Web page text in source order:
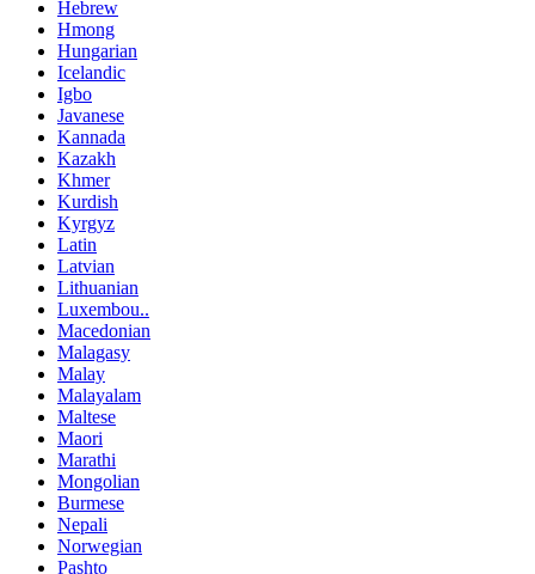
Hebrew
Hmong
Hungarian
Icelandic
Igbo
Javanese
Kannada
Kazakh
Khmer
Kurdish
Kyrgyz
Latin
Latvian
Lithuanian
Luxembou..
Macedonian
Malagasy
Malay
Malayalam
Maltese
Maori
Marathi
Mongolian
Burmese
Nepali
Norwegian
Pashto